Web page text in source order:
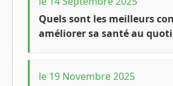
Quels sont les meilleurs
améliorer sa santé au
le 19 Novembre 2025